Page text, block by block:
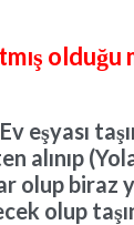
eşyası
alınıp
olup biraz
olup